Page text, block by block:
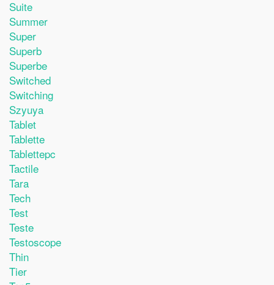
Suite
Summer
Super
Superb
Superbe
Switched
Switching
Szyuya
Tablet
Tablette
Tablettepc
Tactile
Tara
Tech
Test
Teste
Testoscope
Thin
Tier